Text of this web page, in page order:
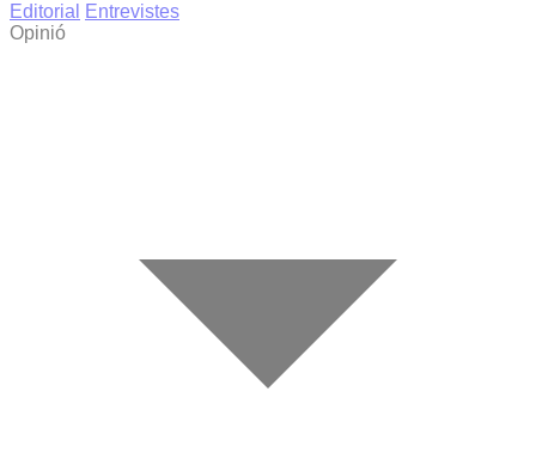
Editorial
Entrevistes
Opinió